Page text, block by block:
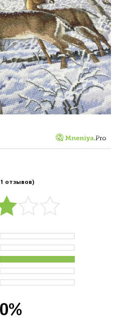
отзывов)